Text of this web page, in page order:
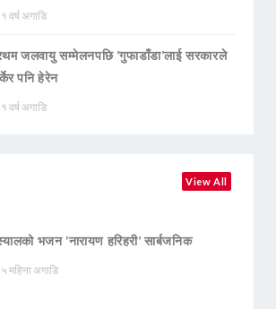
१ वर्ष अगाडि
जलवायु सम्मेलनपछि ‘गुफाडाँडा’लाई सरकारले
पनि हेरेन
१ वर्ष अगाडि
View All
भजन ‘नारायण हरिहरी’ सार्बजनिक
५ महिना अगाडि